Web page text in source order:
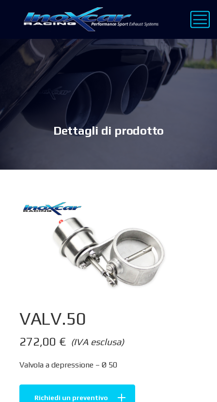
Dettagli di prodotto
VALV.50
(IVA esclusa)
272,00 €
Valvola a depressione – Ø 50
Richiedi un preventivo